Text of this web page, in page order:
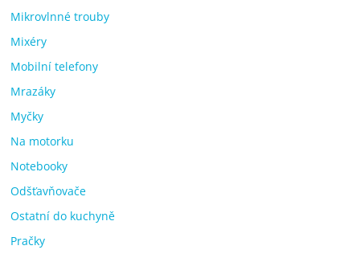
Mikrovlnné trouby
Mixéry
Mobilní telefony
Mrazáky
Myčky
Na motorku
Notebooky
Odšťavňovače
Ostatní do kuchyně
Pračky